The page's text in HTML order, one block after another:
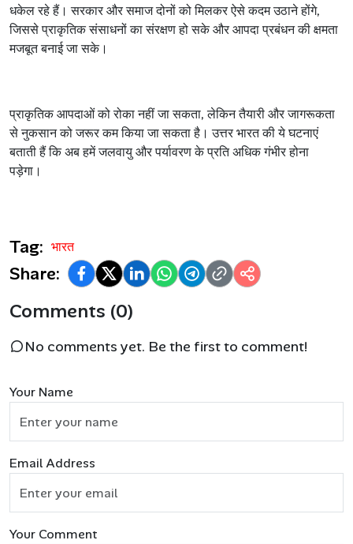
धकेलरहेहैं। सरकारऔरसमाजदोनोंकोमिलकरऐसेकदमउठानेहोंगे,
जिससेप्राकृतिकसंसाधनोंकासंरक्षणहोसकेऔरआपदाप्रबंधनकीक्षमता
मजबूतबनाईजासके।
प्राकृतिकआपदाओंकोरोकानहींजासकता,लेकिनतैयारीऔरजागरूकता
सेनुकसानकोजरूरकमकियाजासकताहै। उत्तरभारतकीयेघटनाएं
बतातीहैंकिअबहमेंजलवायुऔरपर्यावरणकेप्रतिअधिकगंभीरहोना
पड़ेगा।
Tag: भारत
Share:
Comments (0)
No comments yet. Be the first to comment!
Your Name
Email Address
Your Comment